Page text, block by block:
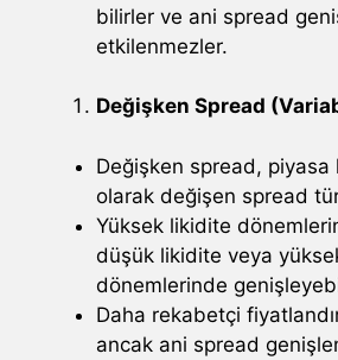
bilirler ve ani spread
etkilenmezler.
Değişken Spread
Değişken spread, piyasa
olarak değişen spread
Yüksek likidite
düşük likidite veya
dönemlerinde
Daha rekabetçi
ancak ani spread